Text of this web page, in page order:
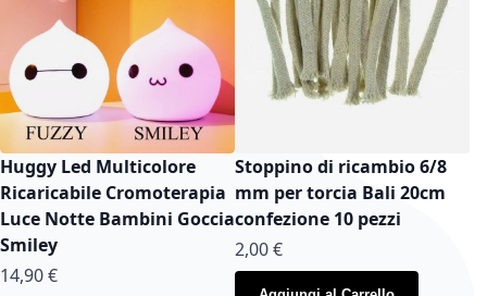
Huggy Led Multicolore
Ricaricabile Cromoterapia
Luce Notte Bambini Goccia
Smiley
14,90 €
Stoppino di ricambio 6/8
mm per torcia Bali 20cm
confezione 10 pezzi
2,00 €